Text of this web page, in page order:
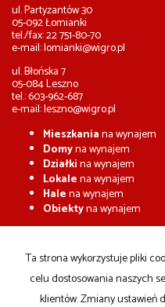
ul. Partyzantów 30
05-092 Łomianki
tel./fax: 22 751-80-70
e-mail:lomianki@wigro.pl
ul. Błońska 7
05-084 Leszno
tel.: 603-962-687
e-mail:leszno@wigro.pl
Mieszkaniana wynajem
Domyna wynajem
Działkina wynajem
Lokalena wynajem
Halena wynajem
Obiektyna wynajem
Domy
na sprzedaż
Działkina sprzedaż
Lokalena sprzedaż
Halena sprzedaż
Ta strona wykorzystuje pliki
celu dostosowania naszych
klientów. Zmiany ustawień